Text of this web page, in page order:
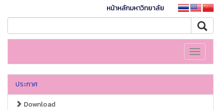
หน้าหลักมหาวิทยาลัย
Toggle
ประกาศ
Download